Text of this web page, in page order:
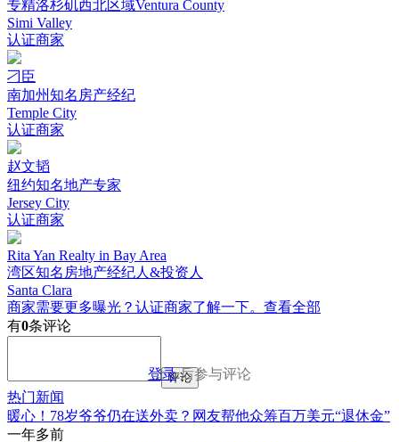
专精洛杉矶西北区域Ventura County
Simi Valley
认证商家
刁臣
南加州知名房产经纪
Temple City
认证商家
赵文韬
纽约知名地产专家
Jersey City
认证商家
Rita Yan Realty in Bay Area
湾区知名房地产经纪人&投资人
Santa Clara
商家需要更多曝光？认证商家了解一下。 查看全部
有0条评论
登录后参与评论
评论
热门新闻
暖心！78岁爷爷仍在送外卖？网友帮他众筹百万美元“退休金”
一年多前